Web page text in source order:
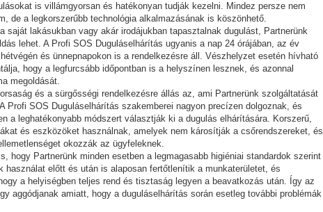
is villámgyorsan és hatékonyan tudják kezelni. Mindez persze nem
de a legkorszerűbb technológia alkalmazásának is köszönhető.
saját lakásukban vagy akár irodájukban tapasztalnak dugulást, Partnerünk
lehet. A Profi SOS Duguláselhárítás ugyanis a nap 24 órájában, az év
és ünnepnapokon is a rendelkezésre áll. Vészhelyzet esetén hívható
hogy a legfurcsább időpontban is a helyszínen lesznek, és azonnal
megoldását.
és a sürgősségi rendelkezésre állás az, ami Partnerünk szolgáltatását
Profi SOS Duguláselhárítás szakemberei nagyon precízen dolgoznak, és
a leghatékonyabb módszert választják ki a dugulás elhárítására. Korszerű,
és eszközöket használnak, amelyek nem károsítják a csőrendszereket, és
okozzák az ügyfeleknek.
hogy Partnerünk minden esetben a legmagasabb higiéniai standardok szerint
használat előtt és után is alaposan fertőtlenítik a munkaterületet, és
a helyiségben teljes rend és tisztaság legyen a beavatkozás után. Így az
aggódjanak amiatt, hogy a duguláselhárítás során esetleg további problémák